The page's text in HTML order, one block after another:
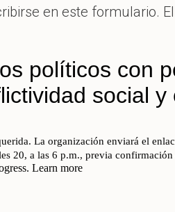
en este formulario.